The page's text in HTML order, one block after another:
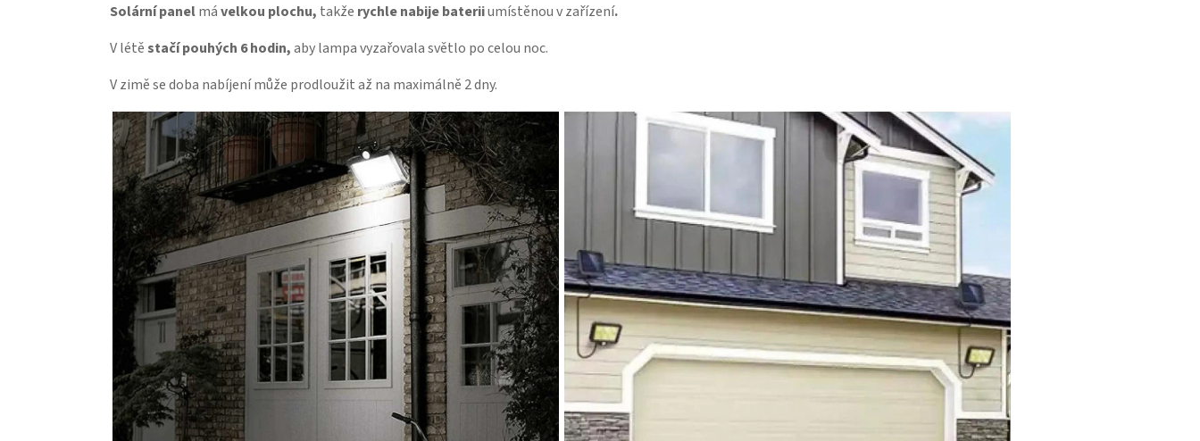
Solární panelmávelkou plochu, takže rychle nabije bateriiumístěnou vzařízení.
V létěstačí pouhých 6 hodin,aby lampa vyzařovala světlo po celou noc.
V zimě se doba nabíjení může prodloužit až na maximálně 2 dny.